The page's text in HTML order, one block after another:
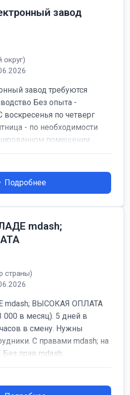
завод
завод требуются
Без опыта -
воскресенья по четверг
- по необходимости
помещении ...
Подробнее
mdash;
страны)
mdash; ВЫСОКАЯ ОПЛАТА
000 в месяц). 5 дней в
в смену. Нужны
С правами mdash; на
прав mdash; ...